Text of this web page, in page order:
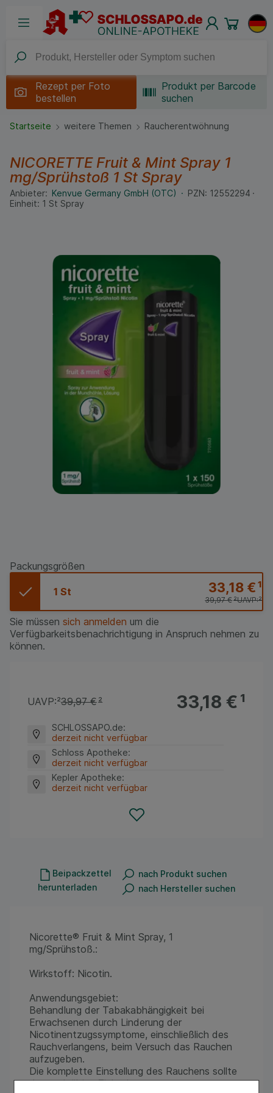
Rezept per Foto
bestellen
Produkt per Barcode
suchen
Startseite weitere Themen Raucherentwöhnung
NICORETTE Fruit & Mint Spray 1
mg/Sprühstoß 1 St Spray
Anbieter: Kenvue Germany GmbH (OTC) PZN: 12552294
Einheit: 1 St Spray
Packungsgrößen
1 St 33,18 €¹
UAVP:²
39,97 €²
Sie müssen sich anmelden um die
Verfügbarkeitsbenachrichtigung in Anspruch nehmen zu
können.
33,18 €¹
UAVP:²39,97 €²
SCHLOSSAPO.de:
derzeit nicht verfügbar
Schloss Apotheke:
derzeit nicht verfügbar
Kepler Apotheke:
derzeit nicht verfügbar
Beipackzettel
herunterladen
nach Produkt suchen
nach Hersteller suchen
Nicorette® Fruit & Mint Spray, 1
mg/Sprühstoß.:
Wirkstoff: Nicotin.
Anwendungsgebiet:
Behandlung der Tabakabhängigkeit bei
Erwachsenen durch Linderung der
Nicotinentzugssymptome, einschließlich des
Rauchverlangens, beim Versuch das Rauchen
aufzugeben.
Die komplette Einstellung des Rauchens sollte
das endgültige Ziel sein.